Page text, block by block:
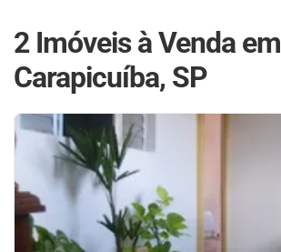
2 Imóveis à Venda em
Carapicuíba, SP